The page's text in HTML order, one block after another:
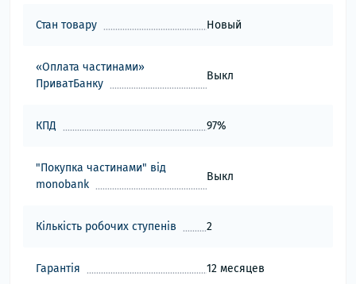
Стан товару Новый
«Оплата частинами»
ПриватБанку
Выкл
КПД 97%
"Покупка частинами" від
monobank
Выкл
Кількість робочих ступенів 2
Гарантія 12 месяцев